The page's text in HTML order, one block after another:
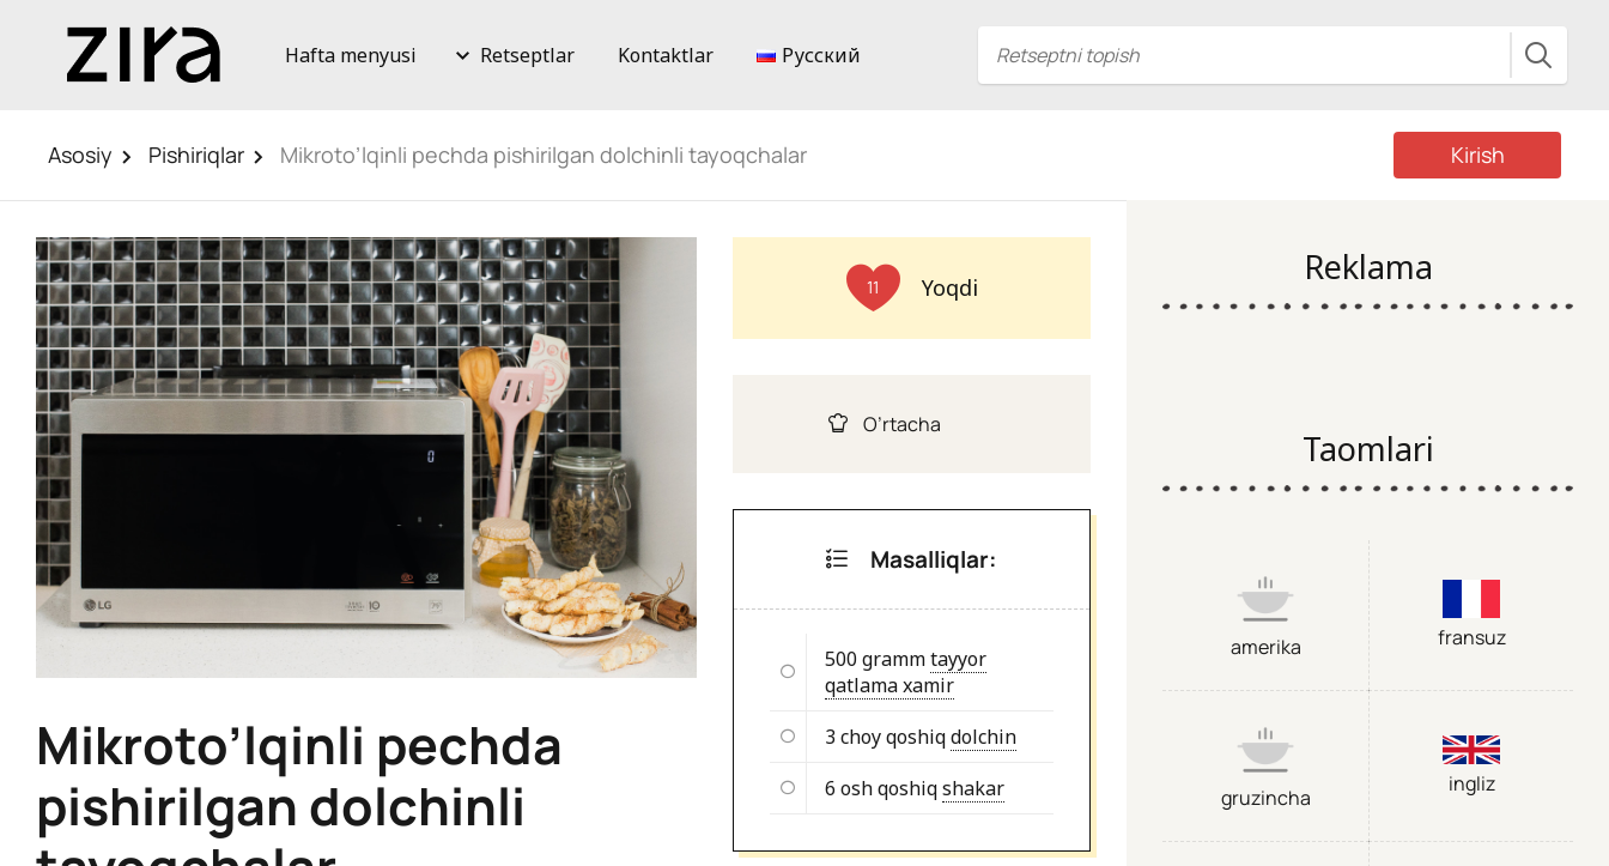
Hafta menyusi Retseptlar Kontaktlar Русский
Asosiy Pishiriqlar Mikroto’lqinli pechda pishirilgan dolchinli tayoqchalar Kirish
Mikroto’lqinli pechda
pishirilgan dolchinli
11 Yoqdi
O’rtacha
Masalliqlar:
500 grammtayyor
qatlama xamir
3 choy qoshiqdolchin
6 osh qoshiqshakar
Reklama
Taomlari
amerika fransuz
gruzincha
ingliz